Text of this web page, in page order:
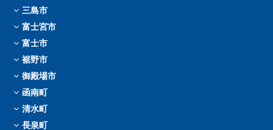
三島市
富士宮市
富士市
裾野市
御殿場市
函南町
清水町
長泉町